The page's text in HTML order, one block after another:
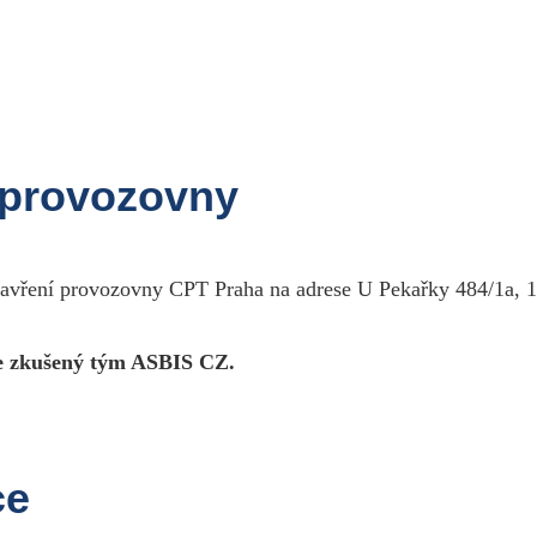
provozovny CPT Praha na adrese U Pekařky 484/1a,
zkušený tým ASBIS CZ.
Příjmení:
Společnost:
*
kusů: *